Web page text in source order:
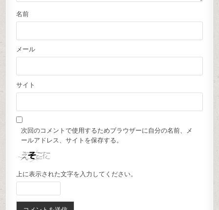
名前
メール
サイト
次回のコメントで使用するためブラウザーに自分の名前、メ
ールアドレス、サイトを保存する。
上に表示された文字を入力してください。